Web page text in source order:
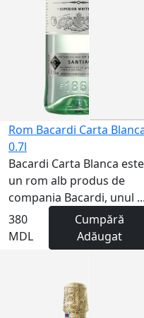
Rom Bacardi Carta
0.7l
Bacardi Carta Blanca este
un rom alb produs de
compania Bacardi, unul ...
380
MDL
Cumpără
Adăugat